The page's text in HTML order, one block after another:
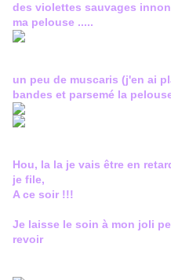
des violettes sauvages
ma pelouse .....
un peu de muscaris (j'en ai
bandes et parsemé la
Hou, la la je vais être en
je file,
A ce soir !!!
Je laisse le soin à mon joli
revoir